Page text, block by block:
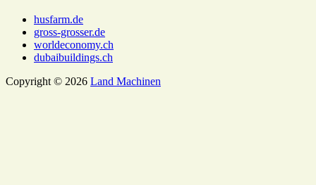
husfarm.de
gross-grosser.de
worldeconomy.ch
dubaibuildings.ch
Copyright © 2026 Land Machinen